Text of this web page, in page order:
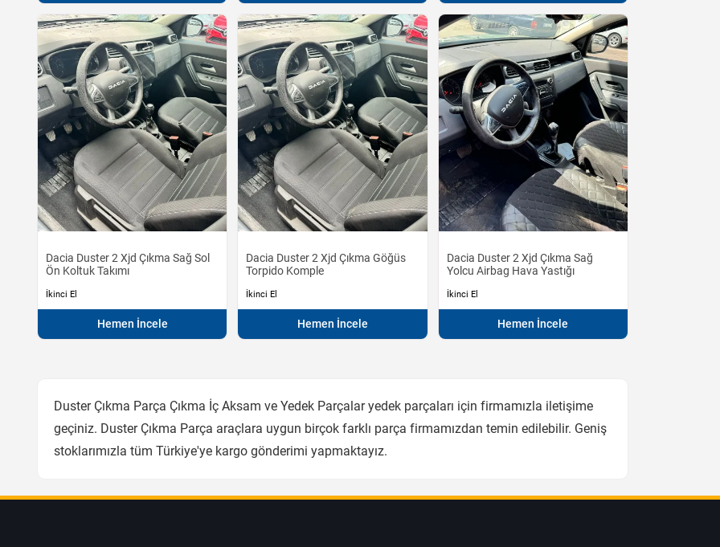
Dacia Duster 2 Xjd Çıkma Sağ Sol
Ön Koltuk Takımı
İkinci El
Hemen İncele
Dacia Duster 2 Xjd Çıkma Göğüs
Torpido Komple
İkinci El
Hemen İncele
Dacia Duster 2 Xjd Çıkma Sağ
Yolcu Airbag Hava Yastığı
İkinci El
Hemen İncele
Duster Çıkma Parça Çıkma İç Aksam ve Yedek Parçalar yedek parçaları için firmamızla iletişime
geçiniz. Duster Çıkma Parça araçlara uygun birçok farklı parça firmamızdan temin edilebilir. Geniş
stoklarımızla tüm Türkiye'ye kargo gönderimi yapmaktayız.